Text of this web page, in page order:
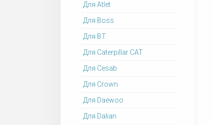
Для Atlet
Для Boss
Для BT
Для Caterpillar CAT
Для Cesab
Для Crown
Для Daewoo
Для Dalian